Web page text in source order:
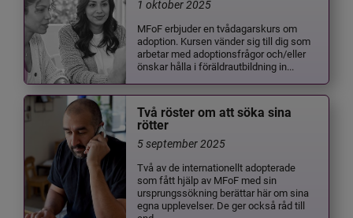
1 oktober 2025
MFoF erbjuder en tvådagarskurs om
adoption. Kursen vänder sig till dig som
arbetar med adoptionsfrågor och/eller
önskar hålla i föräldrautbildning in...
Två röster om att söka sina
rötter
5 september 2025
Två av de internationellt adopterade
som fått hjälp av MFoF med sin
ursprungssökning berättar här om sina
egna upplevelser. De ger också råd till